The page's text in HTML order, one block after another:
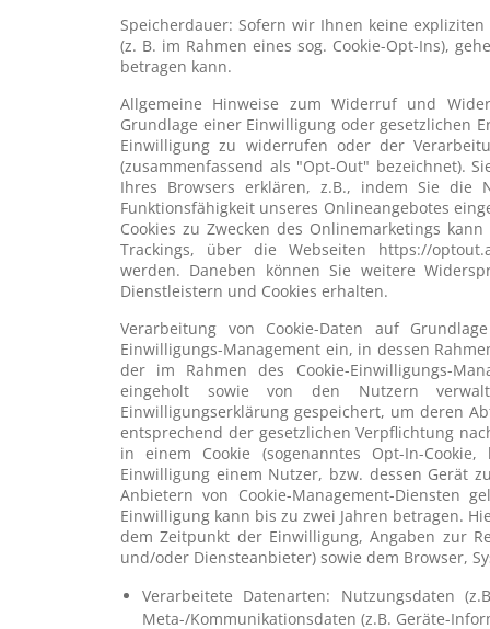
Speicherdauer: Sofern wir Ihnen keine
(z. B. im Rahmen eines sog. Cookie-Opt-Ins),
betragen kann.
Allgemeine Hinweise zum Widerruf und
Grundlage einer Einwilligung oder gesetzlichen
Einwilligung zu widerrufen oder der
(zusammenfassend als "Opt-Out" bezeichnet).
Ihres Browsers erklären, z.B., indem Sie die
Funktionsfähigkeit unseres Onlineangebotes
Cookies zu Zwecken des Onlinemarketings
Trackings, über die Webseiten https://
werden. Daneben können Sie weitere
Dienstleistern und Cookies erhalten.
Verarbeitung von Cookie-Daten auf
Einwilligungs-Management ein, in dessen
der im Rahmen des Cookie-Einwilligungs-
eingeholt sowie von den Nutzern
Einwilligungserklärung gespeichert, um deren
entsprechend der gesetzlichen Verpflichtung
in einem Cookie (sogenanntes Opt-In-
Einwilligung einem Nutzer, bzw. dessen Gerät
Anbietern von Cookie-Management-Diensten
Einwilligung kann bis zu zwei Jahren betragen.
dem Zeitpunkt der Einwilligung, Angaben zur
und/oder Diensteanbieter) sowie dem Browser,
Verarbeitete Datenarten: Nutzungsdaten
Meta-/Kommunikationsdaten (z.B. Geräte-